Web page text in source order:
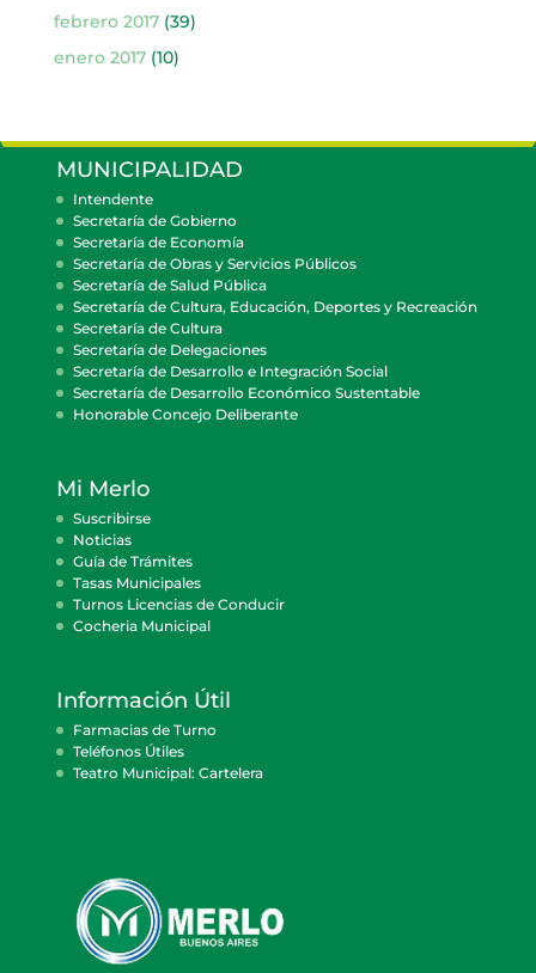
febrero 2017(39)
enero 2017(10)
MUNICIPALIDAD
Intendente
Secretaría de Gobierno
Secretaría de Economía
Secretaría de Obras y Servicios Públicos
Secretaría de Salud Pública
Secretaría de Cultura, Educación, Deportes y Recreación
Secretaría de Cultura
Secretaría de Delegaciones
Secretaría de Desarrollo e Integración Social
Secretaría de Desarrollo Económico Sustentable
Honorable Concejo Deliberante
Mi Merlo
Suscribirse
Noticias
Guía de Trámites
Tasas Municipales
Turnos Licencias de Conducir
Cocheria Municipal
Información Útil
Farmacias de Turno
Teléfonos Útiles
Teatro Municipal: Cartelera